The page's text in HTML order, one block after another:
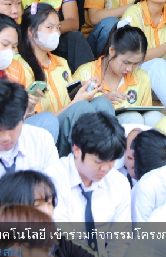
นโลยี เข้าร่วมกิจกรรมโคร
ด]